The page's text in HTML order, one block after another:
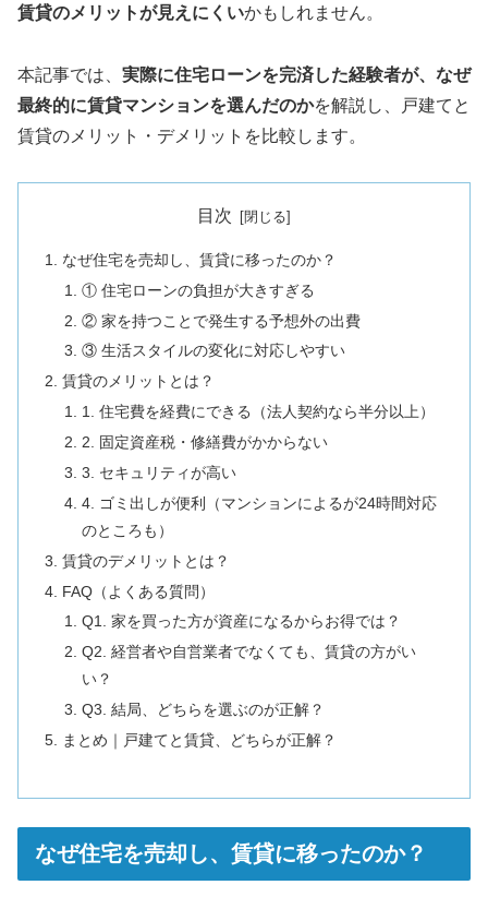
賃貸のメリットが見えにくいかもしれません。
本記事では、 実際に住宅ローンを完済した経験者が、なぜ
最終的に賃貸マンションを選んだのかを解説し、戸建てと
賃貸のメリット・デメリットを比較します。
目次
なぜ住宅を売却し、賃貸に移ったのか？
① 住宅ローンの負担が大きすぎる
② 家を持つことで発生する予想外の出費
③ 生活スタイルの変化に対応しやすい
賃貸のメリットとは？
1. 住宅費を経費にできる（法人契約なら半分以上）
2. 固定資産税・修繕費がかからない
3. セキュリティが高い
4. ゴミ出しが便利（マンションによるが24時間対応
のところも）
賃貸のデメリットとは？
FAQ（よくある質問）
Q1. 家を買った方が資産になるからお得では？
Q2. 経営者や自営業者でなくても、賃貸の方がい
い？
Q3. 結局、どちらを選ぶのが正解？
まとめ｜戸建てと賃貸、どちらが正解？
なぜ住宅を売却し、賃貸に移ったのか？